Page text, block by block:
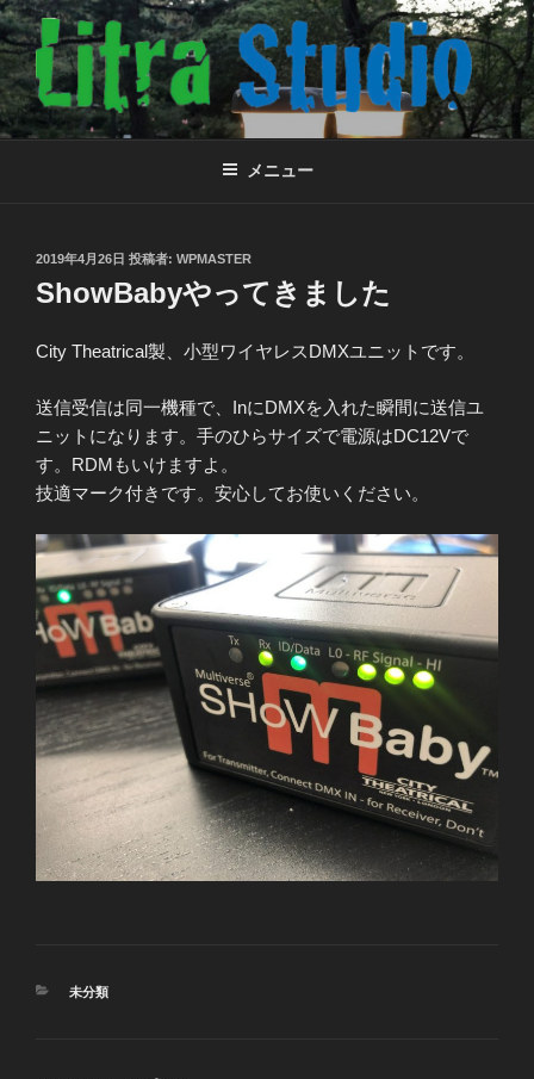
コ
ン
テ
ン
ツ
株式会社リトラスタジオ
小さな会社のウェブサイト
メニュー
投
稿
日:
2019年4月26日 投稿者: WPMASTER
ShowBabyやってきました
City Theatrical製、小型ワイヤレスDMXユニットです。
送信受信は同一機種で、InにDMXを入れた瞬間に送信ユ
ニットになります。手のひらサイズで電源はDC12Vで
す。RDMもいけますよ。
技適マーク付きです。安心してお使いください。
カ
未分類